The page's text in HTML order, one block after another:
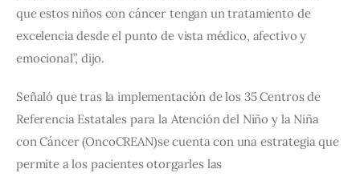
que estos niños con cáncer tengan un tratamiento de
excelencia desde el punto de vista médico, afectivo y
emocional”, dijo.
Señaló que tras la implementación de los 35 Centros de
Referencia Estatales para la Atención del Niño y la Niña
con Cáncer (OncoCREAN)se cuenta con una estrategia que
permite a los pacientes otorgarles las